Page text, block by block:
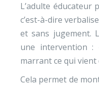
L’adulte éducateur
c’est-à-dire
et sans jugement.
une intervention :
marrant ce qui vient
Cela permet de